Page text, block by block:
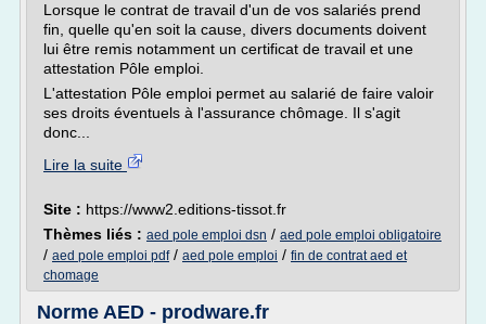
Lorsque le contrat de travail d'un de vos salariés prend
fin, quelle qu'en soit la cause, divers documents doivent
lui être remis notamment un certificat de travail et une
attestation Pôle emploi.
L'attestation Pôle emploi permet au salarié de faire valoir
ses droits éventuels à l'assurance chômage. Il s'agit
donc...
Lire la suite
Site : https://www2.editions-tissot.fr
Thèmes liés : aed pole emploi dsn / aed pole emploi obligatoire
/ aed pole emploi pdf/ aed pole emploi / fin de contrat aed et
chomage
Norme AED - prodware.fr